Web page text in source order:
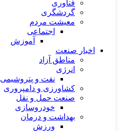
فناوری
گردشگری
معیشت مردم
اجتماعی
آموزش
اخبار صنعت
مناطق آزاد
انرژی
نفت و پتروشیمی
کشاورزی و دامپروری
صنعت حمل و نقل
خودروسازی
بهداشت و درمان
ورزش